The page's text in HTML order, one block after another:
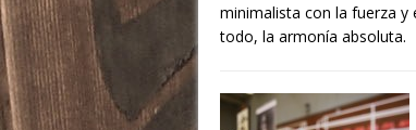
minimalista con la fuerza y
todo, la armonía absoluta.